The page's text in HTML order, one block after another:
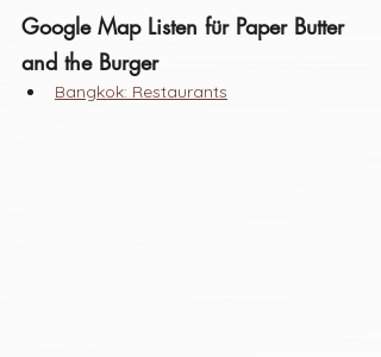
Google Map Listen für Paper Butter
and the Burger
Bangkok: Restaurants